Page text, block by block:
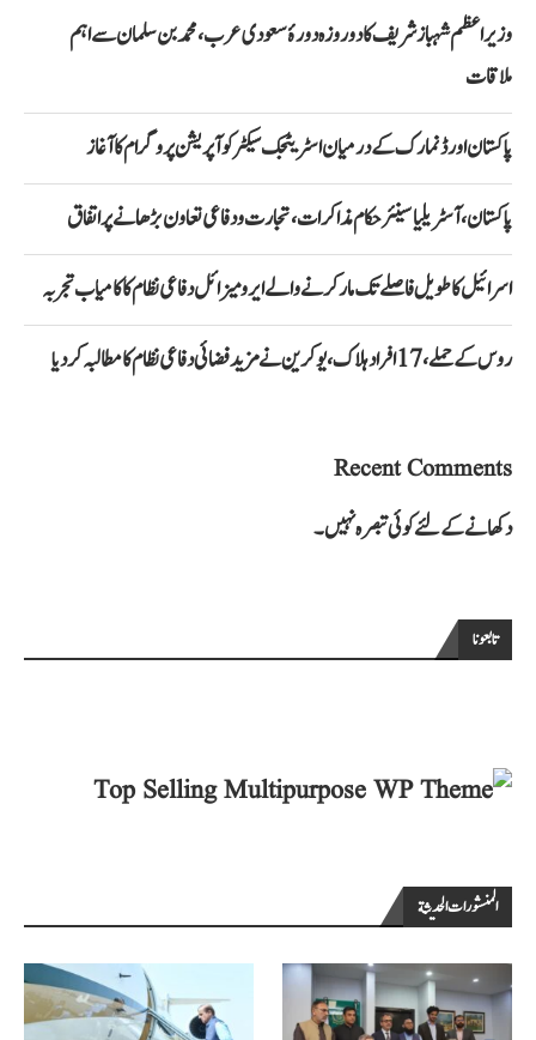
وزیراعظم شہباز شریف کا دو روزہ دورۂ سعودی عرب، محمد بن سلمان سے اہم
ملاقات
پاکستان اور ڈنمارک کے درمیان اسٹریٹجک سیکٹر کوآپریشن پروگرام کا آغاز
پاکستان، آسٹریلیا سینئر حکام مذاکرات، تجارت و دفاعی تعاون بڑھانے پر اتفاق
اسرائیل کا طویل فاصلے تک مار کرنے والے ایرو میزائل دفاعی نظام کا کامیاب تجربہ
روس کے حملے، 17 افراد ہلاک، یوکرین نے مزید فضائی دفاعی نظام کا مطالبہ کر دیا
Recent Comments
دکھانے کے لئے کوئی تبصرہ نہیں۔
تابعونا
المنشورات الحديثة